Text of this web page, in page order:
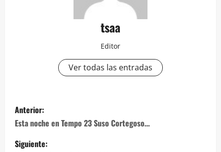
tsaa
Editor
Ver todas las entradas
Navegación
de
entradas
Anterior:
Esta noche en Tempo 23 Suso Cortegoso…
Siguiente: